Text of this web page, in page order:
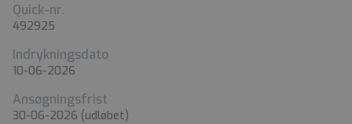
Quick-nr.
492925
Indrykningsdato
10-06-2026
Ansøgningsfrist
30-06-2026 (udløbet)